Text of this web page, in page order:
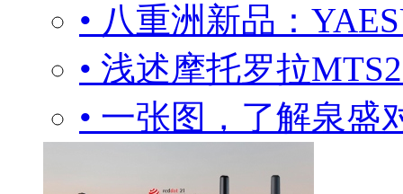
• 八重洲新品：
• 浅述摩托罗拉
• 一张图，了解泉盛